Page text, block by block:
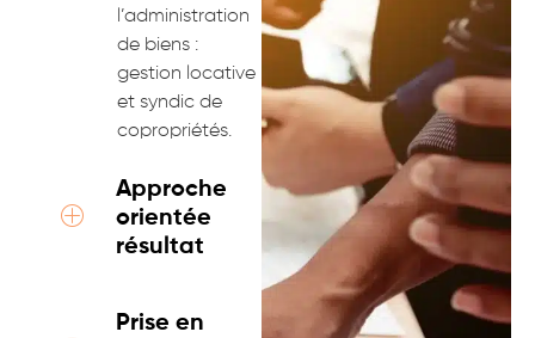
l’administration
de biens :
gestion locative
et syndic de
copropriétés.
Approche
orientée
résultat
Prise en